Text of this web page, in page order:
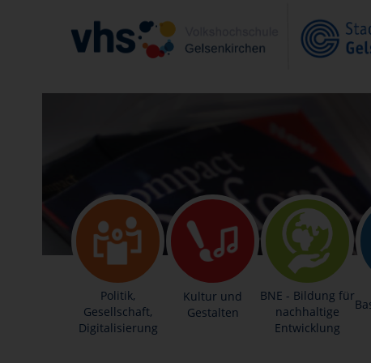
Politik,
Gesellschaft,
Digitalisierung
Kultur und
Gestalten
BNE - Bildung für
nachhaltige
Entwicklung